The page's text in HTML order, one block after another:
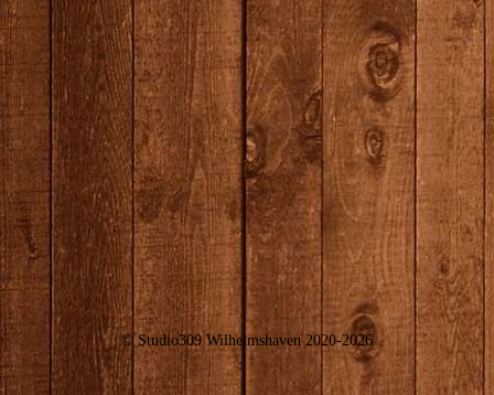
© Studio309 Wilhelmshaven 2020-2026